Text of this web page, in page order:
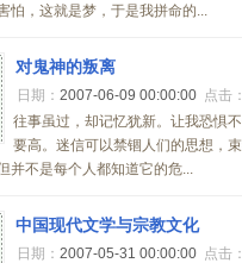
怕，这就是梦，于是我拼命的...
对鬼神的叛离
日期： 2007-06-09 00:00:00 点击：
往事虽过，却记忆犹新。让我恐惧
要高。迷信可以禁锢人们的思想，
并不是每个人都知道它的危...
中国现代文学与宗教文化
日期： 2007-05-31 00:00:00 点击：